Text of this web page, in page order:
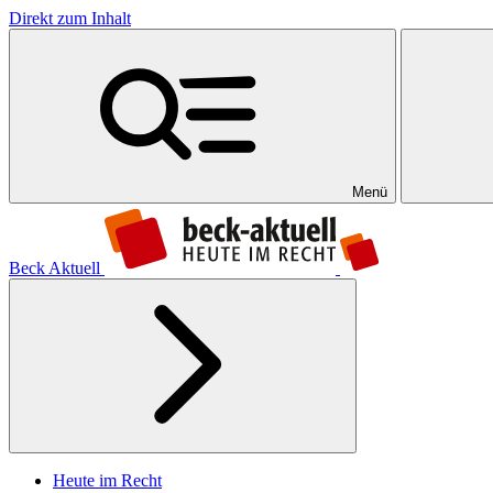
Direkt zum Inhalt
Menü
Beck Aktuell
Heute im Recht